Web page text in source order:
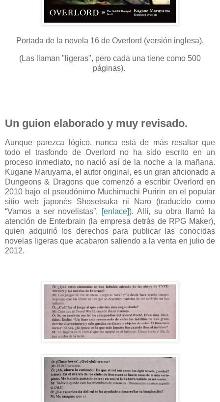
Portada de la novela 16 de Overlord (versión inglesa).
(Las llaman "ligeras", pero cada una tiene como 500
páginas).
Un guion elaborado y muy revisado.
Aunque parezca lógico, nunca está de más resaltar que
todo el trasfondo de Overlord no ha sido escrito en un
proceso inmediato, no nació así de la noche a la mañana.
Kugane Maruyama, el autor original, es un gran aficionado a
Dungeons & Dragons que comenzó a escribir Overlord en
2010 bajo el pseudónimo Muchimuchi Puririn en el popular
sitio web japonés Shōsetsuka ni Narō (traducido como
“Vamos a ser novelistas”,
[enlace]). Allí, su obra llamó la
atención de Enterbrain (la empresa detrás de RPG Maker),
quien adquirió los derechos para publicar las conocidas
novelas ligeras que acabaron saliendo a la venta en julio de
2012.